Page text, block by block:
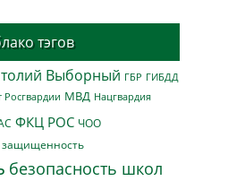
тэгов
Выборный ГБР ГИБДД
Росгвардии МВД Нацгвардия
ФКЦ РОС ЧОО
защищенность
безопасность школ